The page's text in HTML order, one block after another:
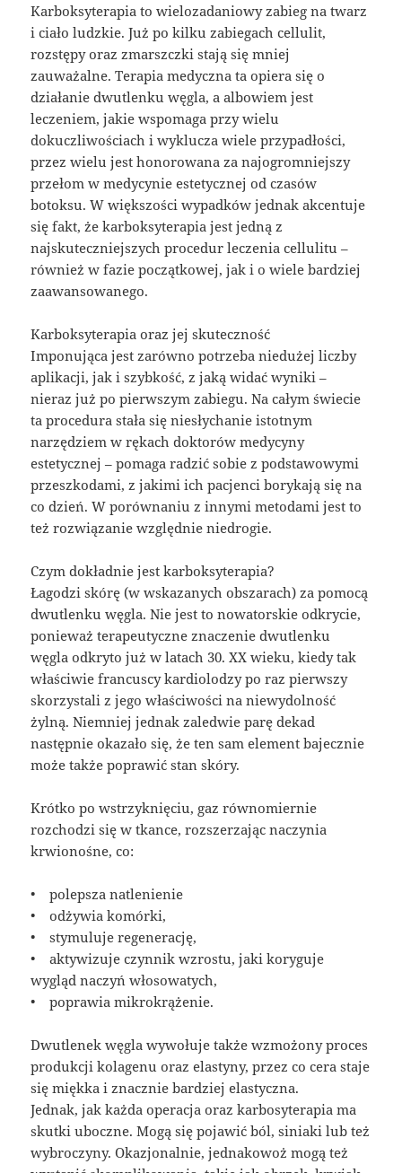
Karboksyterapia to wielozadaniowy zabieg na twarz
i ciało ludzkie. Już po kilku zabiegach cellulit,
rozstępy oraz zmarszczki stają się mniej
zauważalne. Terapia medyczna ta opiera się o
działanie dwutlenku węgla, a albowiem jest
leczeniem, jakie wspomaga przy wielu
dokuczliwościach i wyklucza wiele przypadłości,
przez wielu jest honorowana za najogromniejszy
przełom w medycynie estetycznej od czasów
botoksu. W większości wypadków jednak akcentuje
się fakt, że karboksyterapia jest jedną z
najskuteczniejszych procedur leczenia cellulitu –
również w fazie początkowej, jak i o wiele bardziej
zaawansowanego.
Karboksyterapia oraz jej skuteczność
Imponująca jest zarówno potrzeba niedużej liczby
aplikacji, jak i szybkość, z jaką widać wyniki –
nieraz już po pierwszym zabiegu. Na całym świecie
ta procedura stała się niesłychanie istotnym
narzędziem w rękach doktorów medycyny
estetycznej – pomaga radzić sobie z podstawowymi
przeszkodami, z jakimi ich pacjenci borykają się na
co dzień. W porównaniu z innymi metodami jest to
też rozwiązanie względnie niedrogie.
Czym dokładnie jest karboksyterapia?
Łagodzi skórę (w wskazanych obszarach) za pomocą
dwutlenku węgla. Nie jest to nowatorskie odkrycie,
ponieważ terapeutyczne znaczenie dwutlenku
węgla odkryto już w latach 30. XX wieku, kiedy tak
właściwie francuscy kardiolodzy po raz pierwszy
skorzystali z jego właściwości na niewydolność
żylną. Niemniej jednak zaledwie parę dekad
następnie okazało się, że ten sam element bajecznie
może także poprawić stan skóry.
Krótko po wstrzyknięciu, gaz równomiernie
rozchodzi się w tkance, rozszerzając naczynia
krwionośne, co:
• polepsza natlenienie
• odżywia komórki,
• stymuluje regenerację,
• aktywizuje czynnik wzrostu, jaki koryguje
wygląd naczyń włosowatych,
• poprawia mikrokrążenie.
Dwutlenek węgla wywołuje także wzmożony proces
produkcji kolagenu oraz elastyny, przez co cera staje
się miękka i znacznie bardziej elastyczna.
Jednak, jak każda operacja oraz karbosyterapia ma
skutki uboczne. Mogą się pojawić ból, siniaki lub też
wybroczyny. Okazjonalnie, jednakowoż mogą też